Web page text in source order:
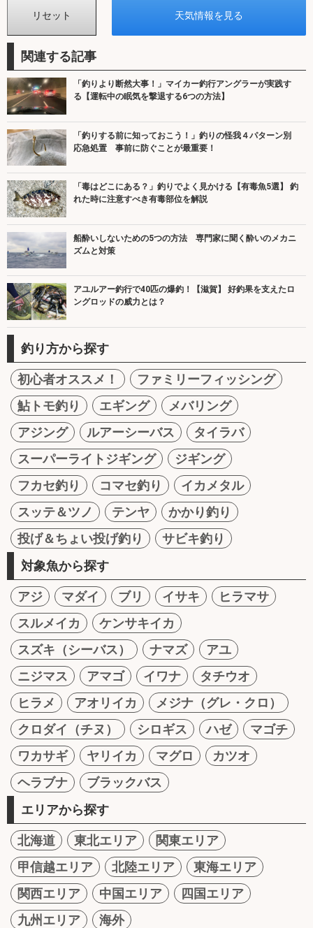
関連する記事
「釣りより断然大事！」マイカー釣行アングラーが実践す
る【運転中の眠気を撃退する6つの方法】
「釣りする前に知っておこう！」釣りの怪我４パターン別
応急処置 事前に防ぐことが最重要！
「毒はどこにある？」釣りでよく見かける【有毒魚5選】 釣
れた時に注意すべき有毒部位を解説
船酔いしないための5つの方法 専門家に聞く酔いのメカニ
ズムと対策
アユルアー釣行で40匹の爆釣！【滋賀】 好釣果を支えたロ
ングロッドの威力とは？
釣り方から探す
初心者オススメ！
ファミリーフィッシング
鮎トモ釣り
エギング
メバリング
アジング
ルアーシーバス
タイラバ
スーパーライトジギング
ジギング
フカセ釣り
コマセ釣り
イカメタル
スッテ＆ツノ
テンヤ
かかり釣り
投げ＆ちょい投げ釣り
サビキ釣り
対象魚から探す
アジ マダイ ブリ イサキ
ヒラマサ
スルメイカ
ケンサキイカ
スズキ（シーバス）
ナマズ
アユ
ニジマス
アマゴ イワナ
タチウオ
ヒラメ
アオリイカ
メジナ（グレ・クロ）
クロダイ（チヌ）
シロギス ハゼ
マゴチ
ワカサギ
ヤリイカ マグロ
カツオ
ヘラブナ
ブラックバス
エリアから探す
北海道 東北エリア
関東エリア
甲信越エリア
北陸エリア
東海エリア
関西エリア
中国エリア
四国エリア
九州エリア
海外